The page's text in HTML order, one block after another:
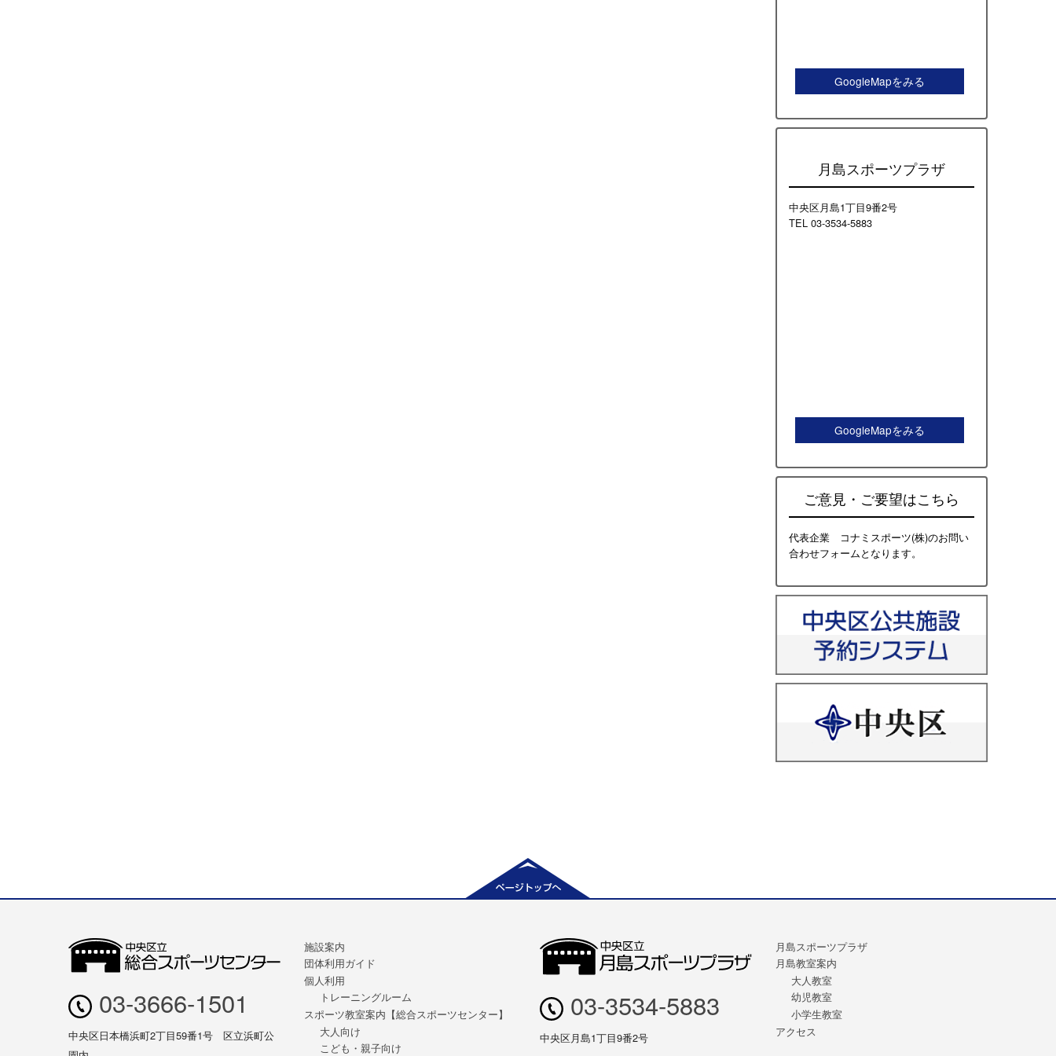
GoogleMapをみる
月島スポーツプラザ
中央区月島1丁目9番2号
TEL 03-3534-5883
GoogleMapをみる
ご意見・ご要望はこちら
代表企業 コナミスポーツ(株)のお問い
合わせフォームとなります。
03-3666-1501
中央区日本橋浜町2丁目59番1号 区立浜町公
施設案内
団体利用ガイド
個人利用
トレーニングルーム
スポーツ教室案内【総合スポーツセンター】
大人向け
こども・親子向け
03-3534-5883
中央区月島1丁目9番2号
月島スポーツプラザ
月島教室案内
大人教室
幼児教室
小学生教室
アクセス